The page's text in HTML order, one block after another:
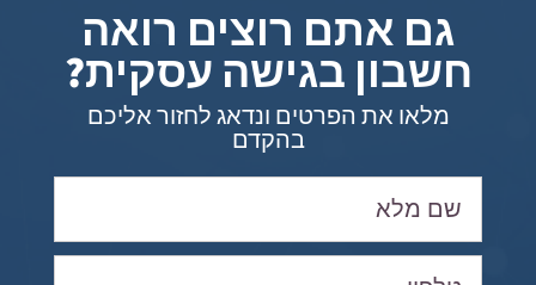
גם אתם רוצים רואה
חשבון בגישה עסקית?
מלאו את הפרטים ונדאג לחזור אליכם
בהקדם